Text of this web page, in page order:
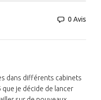
0 Avis
dans différents cabinets
que je décide de lancer